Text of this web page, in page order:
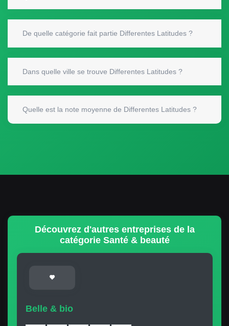
De quelle catégorie fait partie Differentes Latitudes ?
Dans quelle ville se trouve Differentes Latitudes ?
Quelle est la note moyenne de Differentes Latitudes ?
Découvrez d'autres entreprises de la
catégorie Santé & beauté
Belle & bio